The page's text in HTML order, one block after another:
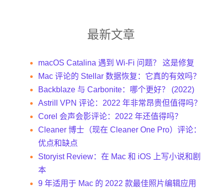
最新文章
macOS Catalina 遇到 Wi-Fi 问题？ 这是修复
Mac 评论的 Stellar 数据恢复：它真的有效吗？
Backblaze 与 Carbonite：哪个更好？ (2022)
Astrill VPN 评论：2022 年非常昂贵但值得吗？
Corel 会声会影评论：2022 年还值得吗？
Cleaner 博士（现在 Cleaner One Pro）评论：
优点和缺点
Storyist Review：在 Mac 和 iOS 上写小说和剧
本
9 年适用于 Mac 的 2022 款最佳照片编辑应用